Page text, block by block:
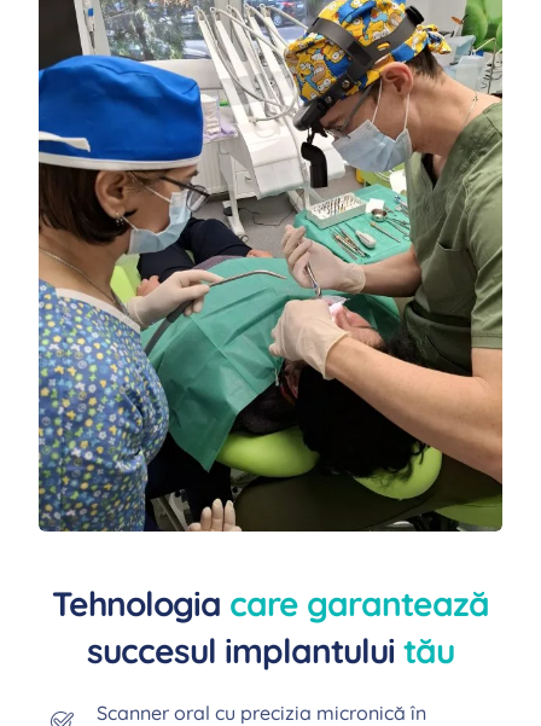
Tehnologia care garantează
succesul implantului tău
Scanner oral cu precizia micronică în